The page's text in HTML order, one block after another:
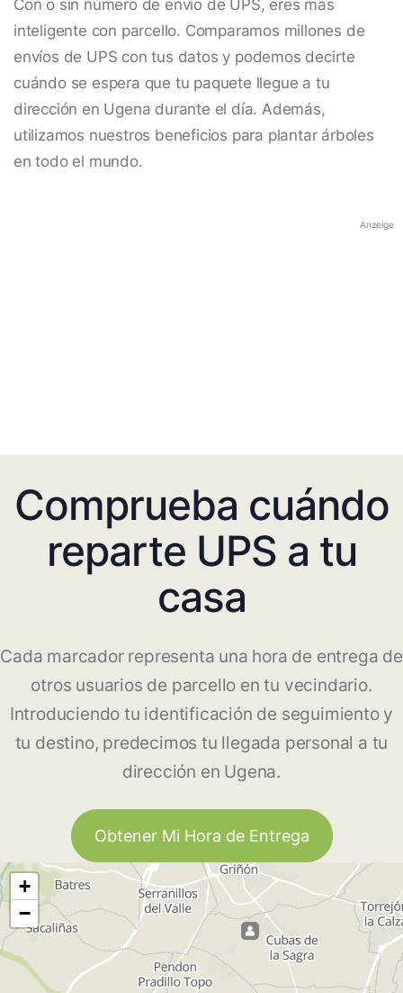
Con o sin número de envío de UPS, eres más
inteligente con parcello. Comparamos millones de
envíos de UPS con tus datos y podemos decirte
cuándo se espera que tu paquete llegue a tu
dirección en Ugena durante el día. Además,
utilizamos nuestros beneficios para plantar árboles
en todo el mundo.
Anzeige
Comprueba cuándo
reparte UPS a tu
casa
Cada marcador representa una hora de entrega de
otros usuarios de parcello en tu vecindario.
Introduciendo tu identificación de seguimiento y
tu destino, predecimos tu llegada personal a tu
dirección en Ugena.
Obtener Mi Hora de Entrega
+
−